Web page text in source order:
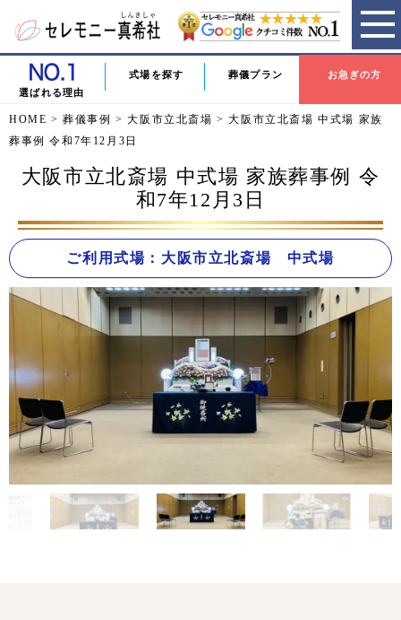
選ばれる理由
式場を探す 葬儀プラン お急ぎの方
HOME >葬儀事例 >大阪市立北斎場 >大阪市立北斎場 中式場 家族
葬事例 令和7年12月3日
大阪市立北斎場 中式場 家族葬事例 令
和7年12月3日
ご利用式場：大阪市立北斎場 中式場